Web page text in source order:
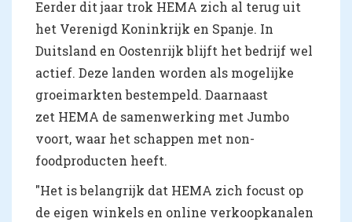
Eerder dit jaar trok HEMA zich al terug uit
het Verenigd Koninkrijk en Spanje. In
Duitsland en Oostenrijk blijft het bedrijf wel
actief. Deze landen worden als mogelijke
groeimarkten bestempeld. Daarnaast
zet HEMA de samenwerking met Jumbo
voort, waar het schappen met non-
foodproducten heeft.
"Het is belangrijk dat HEMA zich focust op
de eigen winkels en online verkoopkanalen